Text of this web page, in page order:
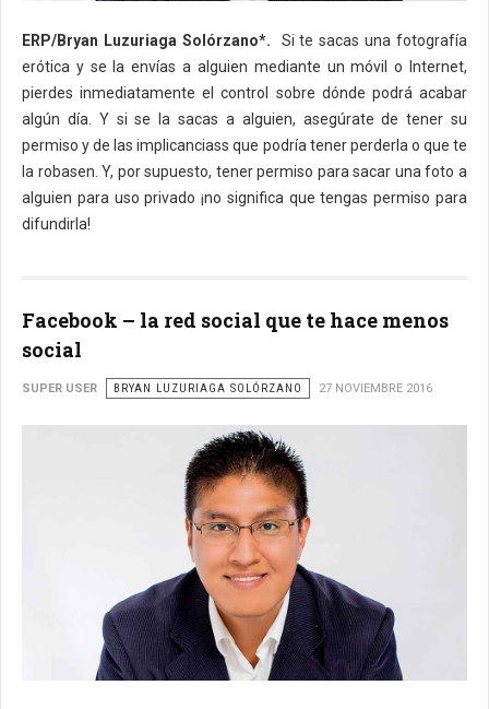
ERP/Bryan Luzuriaga Solórzano*.
​ Si te sacas una fotografía
erótica y se la envías a alguien mediante un móvil o Internet,
pierdes inmediatamente el control sobre dónde podrá acabar
algún día. Y si se la sacas a alguien, asegúrate de tener su
permiso y de las implicanciass que podría tener perderla o que te
la robasen. Y, por supuesto, tener permiso para sacar una foto a
alguien para uso privado ¡no significa que tengas permiso para
difundirla!
Facebook – la red social que te hace menos
social
SUPER USER BRYAN LUZURIAGA SOLÓRZANO 27 NOVIEMBRE 2016